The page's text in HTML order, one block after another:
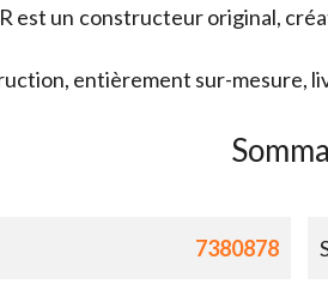
est un constructeur original,
entièrement sur-mesure,
7380878